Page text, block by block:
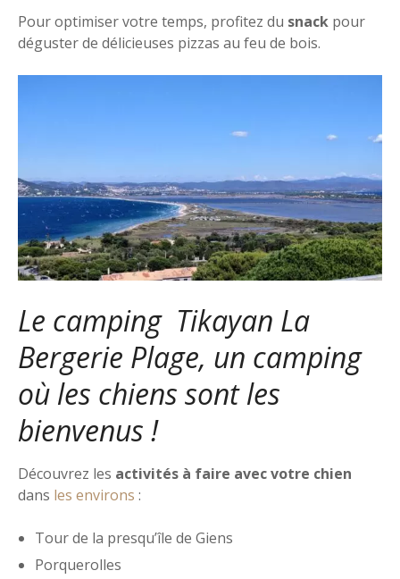
Pour optimiser votre temps, profitez du snack pour
déguster de délicieuses pizzas au feu de bois.
Le camping Tikayan La
Bergerie Plage, un camping
où les chiens sont les
bienvenus !
Découvrez les activités à faire avec votre chien
dans les environs :
Tour de la presqu’île de Giens
Porquerolles